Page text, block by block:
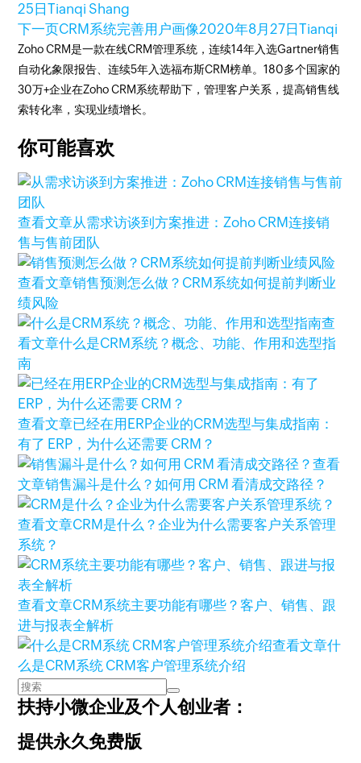
25日Tianqi Shang
下一页CRM系统完善用户画像2020年8月27日Tianqi
Zoho CRM是一款在线CRM管理系统，连续14年入选Gartner销售
自动化象限报告、连续5年入选福布斯CRM榜单。180多个国家的
30万+企业在Zoho CRM系统帮助下，管理客户关系，提高销售线
索转化率，实现业绩增长。
你可能喜欢
查看文章从需求访谈到方案推进：Zoho CRM连接销
售与售前团队
查看文章销售预测怎么做？CRM系统如何提前判断业
绩风险
查
看文章什么是CRM系统？概念、功能、作用和选型指
南
查看文章已经在用ERP企业的CRM选型与集成指南：
有了 ERP，为什么还需要 CRM？
查看
文章销售漏斗是什么？如何用 CRM 看清成交路径？
查看文章CRM是什么？企业为什么需要客户关系管理
系统？
查看文章CRM系统主要功能有哪些？客户、销售、跟
进与报表全解析
查看文章什
么是CRM系统 CRM客户管理系统介绍
扶持小微企业及个人创业者：
提供永久免费版